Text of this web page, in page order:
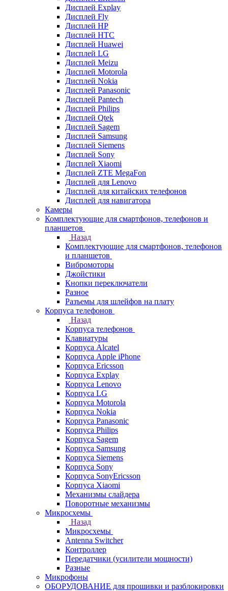
Дисплей Explay
Дисплей Fly
Дисплей HP
Дисплей HTC
Дисплей Huawei
Дисплей LG
Дисплей Meizu
Дисплей Motorola
Дисплей Nokia
Дисплей Panasonic
Дисплей Pantech
Дисплей Philips
Дисплей Qtek
Дисплей Sagem
Дисплей Samsung
Дисплей Siemens
Дисплей Sony
Дисплей Xiaomi
Дисплей ZTE MegaFon
Дисплей для Lenovo
Дисплей для китайских телефонов
Дисплей для навигатора
Камеры
Комплектующие для смартфонов, телефонов и
планшетов
Назад
Комплектующие для смартфонов, телефонов
и планшетов
Вибромоторы
Джойстики
Кнопки переключатели
Разное
Разъемы для шлейфов на плату
Корпуса телефонов
Назад
Корпуса телефонов
Клавиатуры
Корпуса Alcatel
Корпуса Apple iPhone
Корпуса Ericsson
Корпуса Explay
Корпуса Lenovo
Корпуса LG
Корпуса Motorola
Корпуса Nokia
Корпуса Panasonic
Корпуса Philips
Корпуса Sagem
Корпуса Samsung
Корпуса Siemens
Корпуса Sony
Корпуса SonyEricsson
Корпуса Xiaomi
Механизмы слайдера
Поворотные механизмы
Микросхемы
Назад
Микросхемы
Antenna Switcher
Контроллер
Передатчики (усилители мощности)
Разные
Микрофоны
ОБОРУДОВАНИЕ для прошивки и разблокировки